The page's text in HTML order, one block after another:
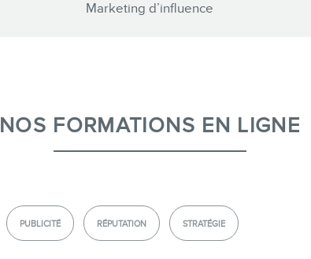
MEMBRES
Marketing d’influence
NOS FORMATIONS EN LIGNE
PUBLICITÉ RÉPUTATION STRATÉGIE